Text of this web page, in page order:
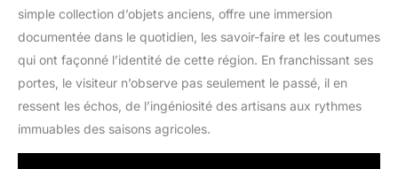
simple collection d’objets anciens, offre une immersion
documentée dans le quotidien, les savoir-faire et les coutumes
qui ont façonné l’identité de cette région. En franchissant ses
portes, le visiteur n’observe pas seulement le passé, il en
ressent les échos, de l’ingéniosité des artisans aux rythmes
immuables des saisons agricoles.